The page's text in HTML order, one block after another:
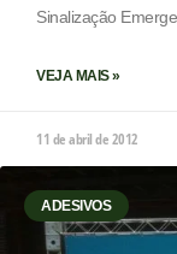
Sinalização
VEJA MAIS »
11 de abril de 2012
ADESIVOS